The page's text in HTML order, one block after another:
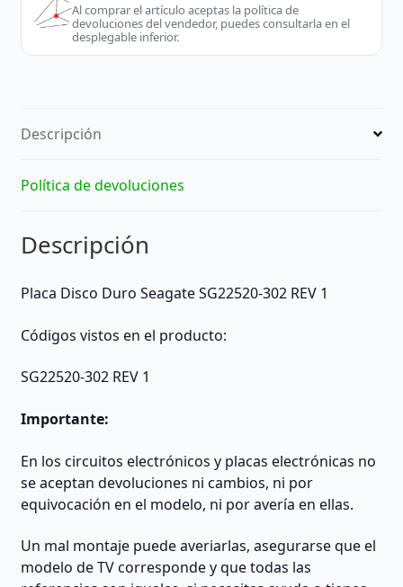
cantidad
Al comprar el artículo aceptas la política de
devoluciones del vendedor, puedes consultarla en el
desplegable inferior.
Descripción
Política de devoluciones
Descripción
Placa Disco Duro Seagate SG22520-302 REV 1
Códigos vistos en el producto:
SG22520-302 REV 1
Importante:
En los circuitos electrónicos y placas electrónicas no
se aceptan devoluciones ni cambios, ni por
equivocación en el modelo, ni por avería en ellas.
Un mal montaje puede averiarlas, asegurarse que el
modelo de TV corresponde y que todas las